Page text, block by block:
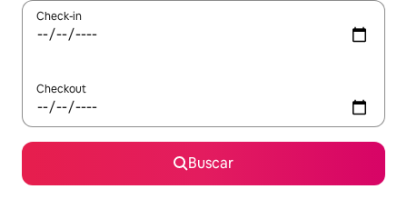
Check-in
Checkout
Buscar